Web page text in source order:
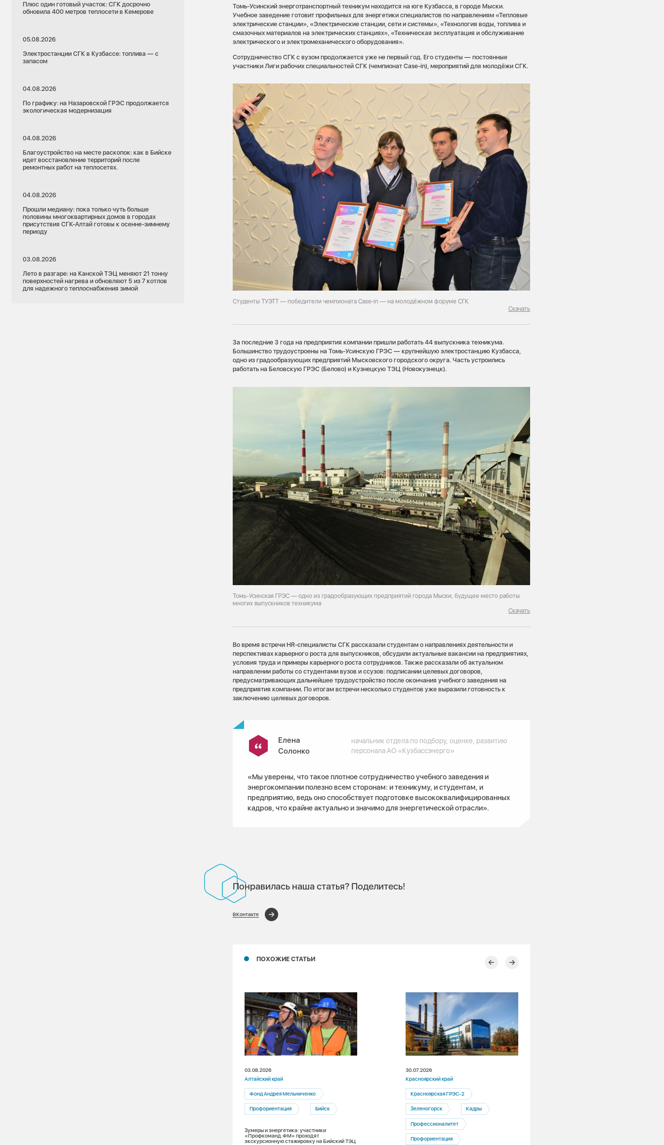
Плюс один готовый участок: СГК досрочно
обновила 400 метров теплосети в Кемерове
05.08.2026
Электростанции СГК в Кузбассе: топлива — с
запасом
04.08.2026
По графику: на Назаровской ГРЭС продолжается
экологическая модернизация
04.08.2026
Благоустройство на месте раскопок: как в Бийске
идет восстановление территорий после
ремонтных работ на теплосетях.
04.08.2026
Прошли медиану: пока только чуть больше
половины многоквартирных домов в городах
присутствия СГК-Алтай готовы к осенне-зимнему
периоду
03.08.2026
Лето в разгаре: на Канской ТЭЦ меняют 21 тонну
поверхностей нагрева и обновляют 5 из 7 котлов
для надежного теплоснабжения зимой
Томь-Усинский энерготранспортный техникум находится на юге Кузбасса, в городе Мыски.
Учебное заведение готовит профильных для энергетики специалистов по направлениям «Тепловые
электрические станции», «Электрические станции, сети и системы», «Технология воды, топлива и
смазочных материалов на электрических станциях», «Техническая эксплуатация и обслуживание
электрического и электромеханического оборудования».
Сотрудничество СГК с вузом продолжается уже не первый год. Его студенты — постоянные
участники Лиги рабочих специальностей СГК (чемпионат Case-in), мероприятий для молодёжи СГК.
Студенты ТУЭТТ — победители чемпионата Case-in — на молодёжном форуме СГК
Скачать
За последние 3 года на предприятия компании пришли работать 44 выпускника техникума.
Большинство трудоустроены на Томь-Усинскую ГРЭС — крупнейшую электростанцию Кузбасса,
одно из градообразующих предприятий Мысковского городского округа. Часть устроились
работать на Беловскую ГРЭС (Белово) и Кузнецкую ТЭЦ (Новокузнецк).
Томь-Усинская ГРЭС — одно из градообразующих предприятий города Мыски, будущее место работы
многих выпускников техникума
Скачать
Во время встречи HR-специалисты СГК рассказали студентам о направлениях деятельности и
перспективах карьерного роста для выпускников, обсудили актуальные вакансии на предприятиях,
условия труда и примеры карьерного роста сотрудников. Также рассказали об актуальном
направлении работы со студентами вузов и ссузов: подписании целевых договоров,
предусматривающих дальнейшее трудоустройство после окончания учебного заведения на
предприятия компании. По итогам встречи несколько студентов уже выразили готовность к
заключению целевых договоров.
Елена
Солонко
начальник отдела по подбору, оценке, развитию
персонала АО «Кузбассэнерго»
«Мы уверены, что такое плотное сотрудничество учебного заведения и
энергокомпании полезно всем сторонам: и техникуму, и студентам, и
предприятию, ведь оно способствует подготовке высококвалифицированных
кадров, что крайне актуально и значимо для энергетической отрасли».
Понравилась наша статья? Поделитесь!
ВКонтакте
ПОХОЖИЕ СТАТЬИ
03.08.2026
Алтайский край
Фонд Андрея Мельниченко
Профориентация Бийск
Зумеры и энергетика: участники
«Профкоманд.ФМ» проходят
экскурсионную стажировку на Бийский ТЭЦ
30.07.2026
Красноярский край
Красноярская ГРЭС-2
Зеленогорск Кадры
Профессионалитет
Профориентация